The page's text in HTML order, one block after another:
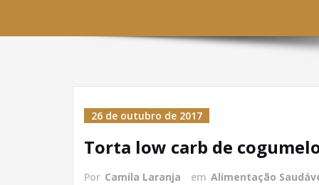
26 de outubro de 2017
Torta low carb de
Por Camila Laranja em Alimentação